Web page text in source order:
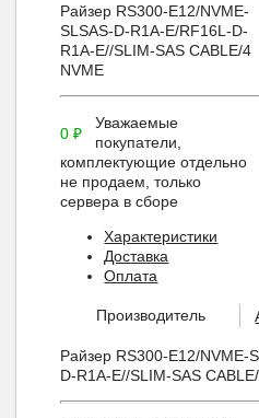
Райзер RS300-E12/NVME-
SLSAS-D-R1A-E/RF16L-D-
R1A-E//SLIM-SAS CABLE/4
NVME
0₽
Уважаемые
покупатели,
комплектующие отдельно
не продаем, только
сервера в сборе
Характеристики
Доставка
Оплата
Производитель
Райзер RS300-E12/NVME-
D-R1A-E//SLIM-SAS